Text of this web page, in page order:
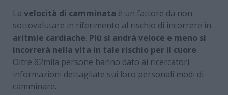
La velocità di camminata è un fattore da non
sottovalutare in riferimento al rischio di incorrere in
aritmie cardiache. Più si andrà veloce e meno si
incorrerà nella vita in tale rischio per il cuore.
Oltre 82mila persone hanno dato ai ricercatori
informazioni dettagliate sui loro personali modi di
camminare.